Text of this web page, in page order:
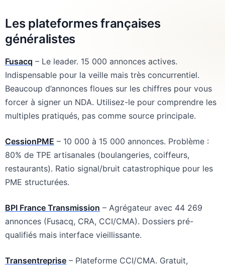
Les plateformes françaises
généralistes
Fusacq – Le leader. 15 000 annonces actives.
Indispensable pour la veille mais très concurrentiel.
Beaucoup d’annonces floues sur les chiffres pour vous
forcer à signer un NDA. Utilisez-le pour comprendre les
multiples pratiqués, pas comme source principale.
CessionPME – 10 000 à 15 000 annonces. Problème :
80% de TPE artisanales (boulangeries, coiffeurs,
restaurants). Ratio signal/bruit catastrophique pour les
PME structurées.
BPI France Transmission – Agrégateur avec 44 269
annonces (Fusacq, CRA, CCI/CMA). Dossiers pré-
qualifiés mais interface vieillissante.
Transentreprise – Plateforme CCI/CMA. Gratuit,